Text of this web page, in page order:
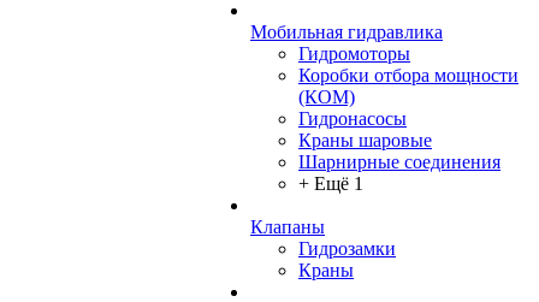
Мобильная гидравлика
Гидромоторы
Коробки отбора мощности
(КОМ)
Гидронасосы
Краны шаровые
Шарнирные соединения
+ Ещё 1
Клапаны
Гидрозамки
Краны